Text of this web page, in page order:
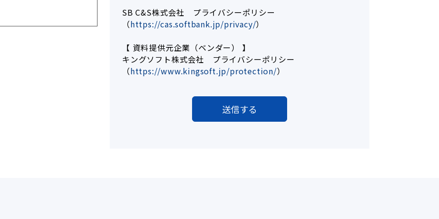
SB C&S株式会社 プライバシーポリシー
（https://cas.softbank.jp/privacy/）
【 資料提供元企業（ベンダー） 】
キングソフト株式会社 プライバシーポリシー
（https://www.kingsoft.jp/protection/）